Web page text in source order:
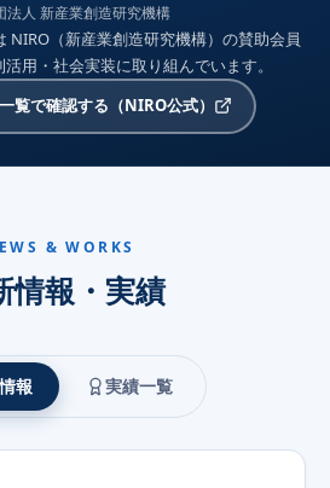
法人 新産業創造研究機構
NIRO（新産業創造研究機構）の賛助会員
用・社会実装に取り組んでいます。
覧で確認する（NIRO公式）
& WORKS
情報・実績
報 実績一覧